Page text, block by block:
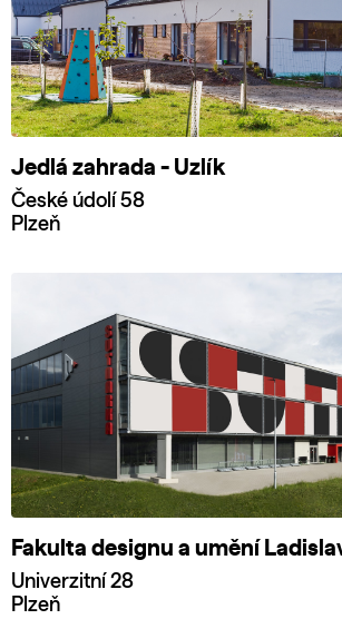
Jedlá zahrada - Uzlík
České údolí 58
Plzeň
Fakulta designu a umění
Univerzitní 28
Plzeň